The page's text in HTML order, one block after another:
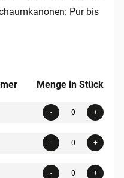
Pur bis
Menge in Stück
- +
- +
- +